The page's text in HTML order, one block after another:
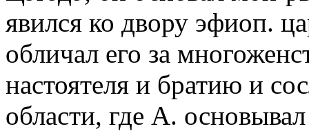
явился ко двору эфиоп.
обличал его за
настоятеля и братию и
области, где А.